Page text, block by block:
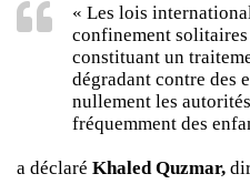
« Les lois
confinement
constituant un
dégradant contre des
nullement les
fréquemment des
a déclaré Khaled Quzmar,